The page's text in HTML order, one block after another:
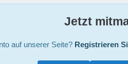
Jetzt
auf unserer Seite? Registrieren